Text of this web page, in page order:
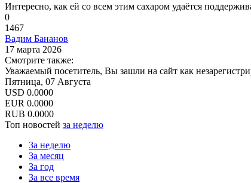
Интересно, как ей со всем этим сахаром удаётся
0
1467
Вадим Бананов
17 марта 2026
Смотрите также:
Уважаемый посетитель, Вы зашли на сайт как
Пятница, 07 Августа
USD 0.0000
EUR 0.0000
RUB 0.0000
Топ новостей за неделю
За неделю
За месяц
За год
За все время